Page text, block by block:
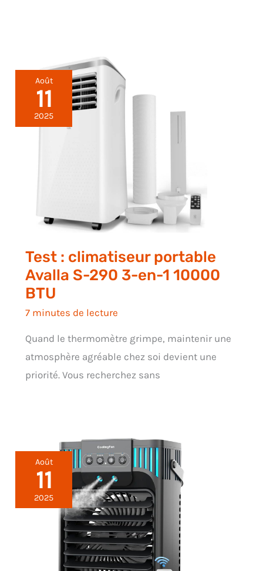
Août
11
2025
Test : climatiseur portable
Avalla S-290 3-en-1 10000
BTU
7 minutes de lecture
Quand le thermomètre grimpe, maintenir une
atmosphère agréable chez soi devient une
priorité. Vous recherchez sans
Août
11
2025